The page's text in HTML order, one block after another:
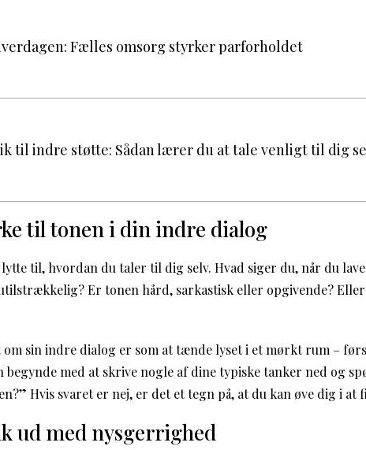
Fælles omsorg styrker parforholdet
til indre støtte: Sådan lærer du at tale venligt til dig
til tonen i din indre dialog
til, hvordan du taler til dig selv. Hvad siger du, når du
Er tonen hård, sarkastisk eller opgivende?
om sin indre dialog er som at tænde lyset i et mørkt rum –
begynde med at skrive nogle af dine typiske tanker ned og
Hvis svaret er nej, er det et tegn på, at du kan øve dig i at
ud med nysgerrighed